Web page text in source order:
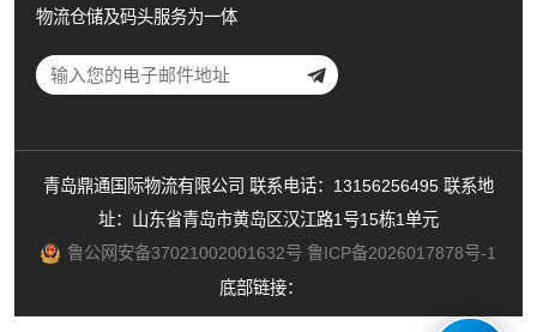
物流仓储及码头服务为一体
青岛鼎通国际物流有限公司 联系电话：13156256495 联系地
址：山东省青岛市黄岛区汉江路1号15栋1单元
鲁公网安备37021002001632号 鲁ICP备2026017878号-1
底部链接：